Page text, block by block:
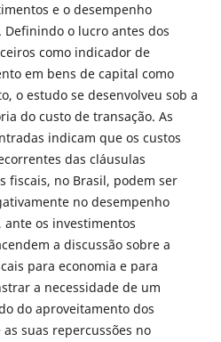
e o desempenho
o lucro antes dos
como indicador de
em bens de capital como
o estudo se desenvolveu sob a
do custo de transação. As
indicam que os custos
das cláusulas
fiscais, no Brasil, podem ser
no desempenho
os investimentos
a discussão sobre a
para economia e para
a necessidade de um
do aproveitamento dos
suas repercussões no